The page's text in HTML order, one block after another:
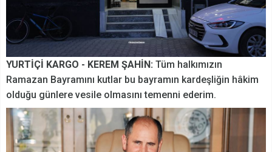
YURTİÇİ KARGO - KEREM ŞAHİN: Tüm halkımızın
Ramazan Bayramını kutlar bu bayramın kardeşliğin hâkim
olduğu günlere vesile olmasını temenni ederim.